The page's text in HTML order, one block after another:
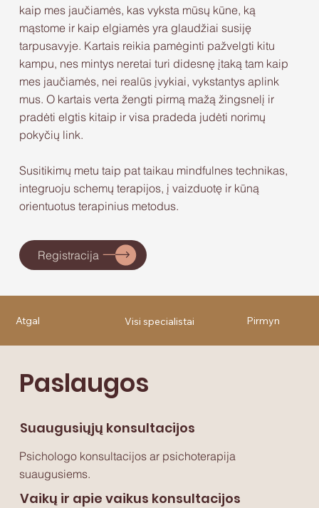
kaip mes jaučiamės, kas vyksta mūsų kūne, ką
mąstome ir kaip elgiamės yra glaudžiai susiję
tarpusavyje. Kartais reikia pamėginti pažvelgti kitu
kampu, nes mintys neretai turi didesnę įtaką tam kaip
mes jaučiamės, nei realūs įvykiai, vykstantys aplink
mus. O kartais verta žengti pirmą mažą žingsnelį ir
pradėti elgtis kitaip ir visa pradeda judėti norimų
pokyčių link.
Susitikimų metu taip pat taikau mindfulnes technikas,
integruoju schemų terapijos, į vaizduotę ir kūną
orientuotus terapinius metodus.
Registracija
Atgal Visi specialistai Pirmyn
Paslaugos
Suaugusiųjų konsultacijos
Psichologo konsultacijos ar psichoterapija
suaugusiems.
Vaikų ir apie vaikus konsultacijos